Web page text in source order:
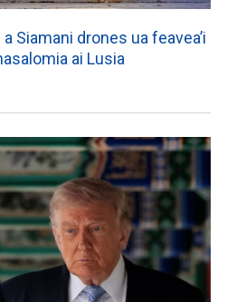
Siamani drones ua feavea’i
ai Lusia